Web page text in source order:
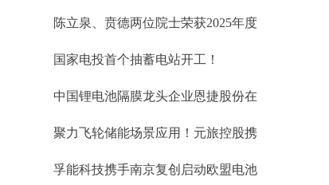
陈立泉、贲德两位院士荣获2025年度
国家电投首个抽蓄电站开工！
中国锂电池隔膜龙头企业恩捷股份在
聚力飞轮储能场景应用！元旅控股携
场
孚能科技携手南京复创启动欧盟电池